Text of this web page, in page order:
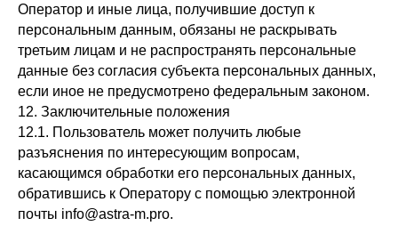
Оператор и иные лица, получившие доступ к
персональным данным, обязаны не раскрывать
третьим лицам и не распространять персональные
данные без согласия субъекта персональных данных,
если иное не предусмотрено федеральным законом.
12. Заключительные положения
12.1. Пользователь может получить любые
разъяснения по интересующим вопросам,
касающимся обработки его персональных данных,
обратившись к Оператору с помощью электронной
почты info@astra-m.pro.